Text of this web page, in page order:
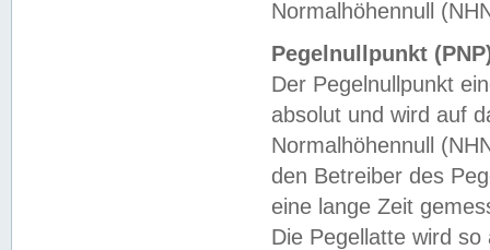
Normalhöhennull
Pegelnullpunkt
Der Pegelnullpunkt
absolut und wird auf
Normalhöhennull
den Betreiber des
eine lange Zeit
Die Pegellatte wird